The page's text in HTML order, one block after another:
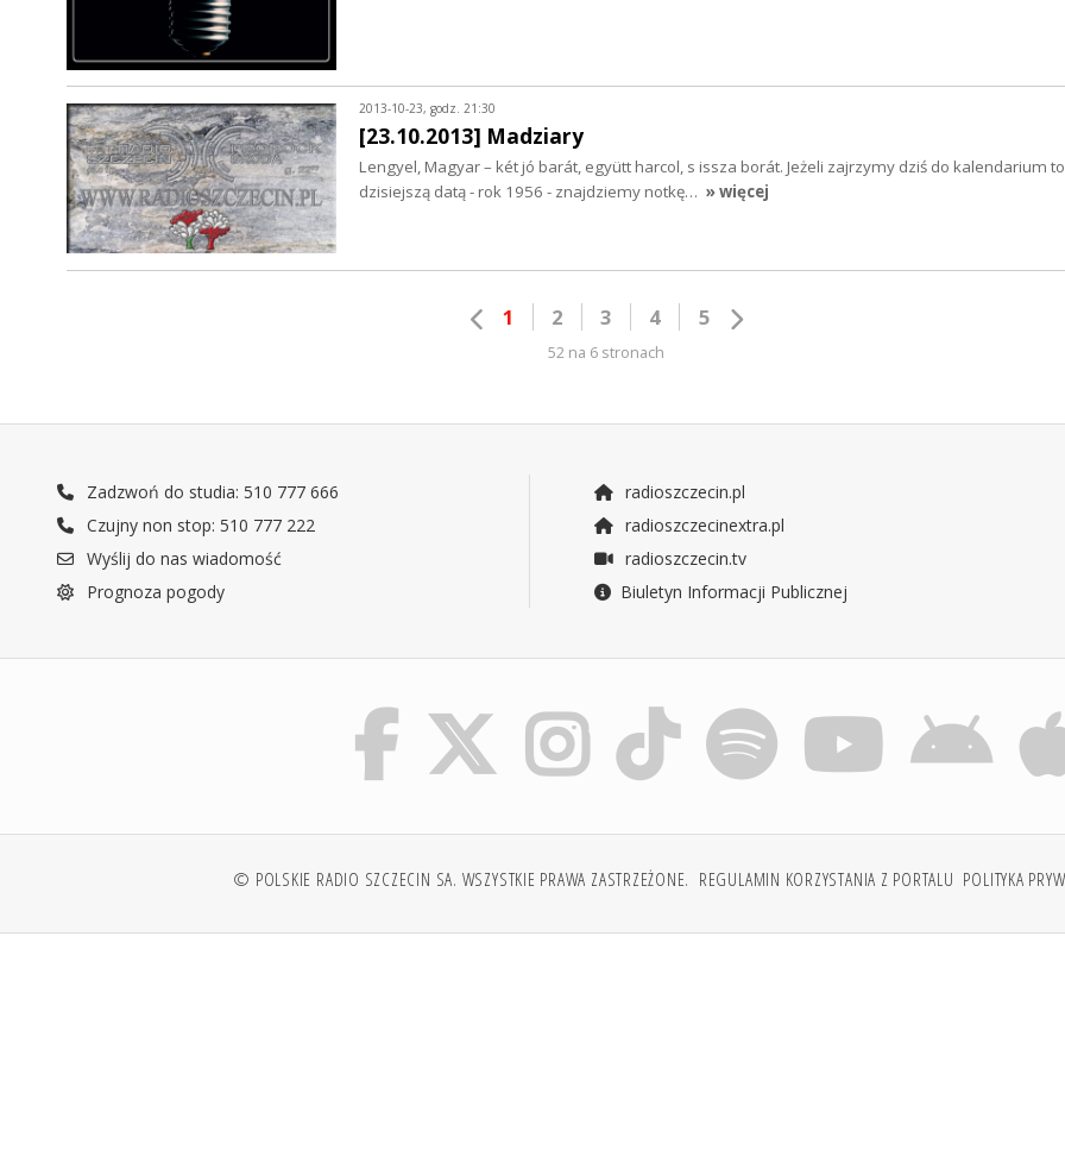
2013-10-23, godz. 21:30
[23.10.2013] Madziary
Lengyel, Magyar – két jó barát, együtt harcol, s issza borát. Jeżeli zajrzymy dziś do kalendarium
dzisiejszą datą - rok 1956 - znajdziemy notkę… » więcej
1 2 3 4 5
52 na 6 stronach
Zadzwoń do studia: 510 777 666
Czujny non stop: 510 777 222
Wyślij do nas wiadomość
Prognoza pogody
radioszczecin.pl
radioszczecinextra.pl
radioszczecin.tv
Biuletyn Informacji Publicznej
© POLSKIE RADIO SZCZECIN SA. WSZYSTKIE PRAWA ZASTRZEŻONE. REGULAMIN KORZYSTANIA Z PORTALU POLITYKA